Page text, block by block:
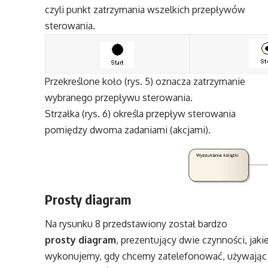
czyli punkt zatrzymania wszelkich przepływów
sterowania.
Przekreślone koło (rys. 5) oznacza zatrzymanie
wybranego przepływu sterowania.
Strzałka (rys. 6) określa przepływ sterowania
pomiędzy dwoma zadaniami (akcjami).
Prosty diagram
Na rysunku 8 przedstawiony został bardzo
prosty diagram, prezentujący dwie czynności,
wykonujemy, gdy chcemy zatelefonować, używając